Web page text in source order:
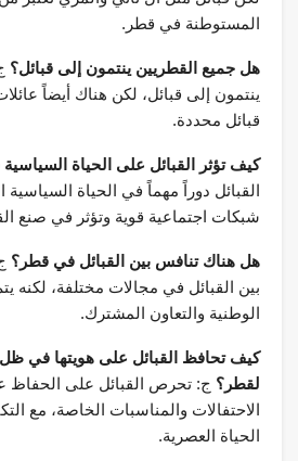
المستوطنة في قطر.
هل جميع القطريين ينتمون إلى قبائل؟
ينتمون إلى قبائل، لكن هناك أيضاً
قبائل محددة.
كيف تؤثر القبائل على الحياة
القبائل دوراً مهماً في الحياة
شبكات اجتماعية قوية وتؤثر في صنع
هل هناك تنافس بين القبائل في قطر؟
بين القبائل في مجالات مختلفة، لكنه
الوطنية والتعاون المشترك.
كيف تحافظ القبائل على هويتها في ظل
لقطر؟ ج: تحرص القبائل على الحفاظ
الاحتفالات والمناسبات الخاصة، مع
الحياة العصرية.